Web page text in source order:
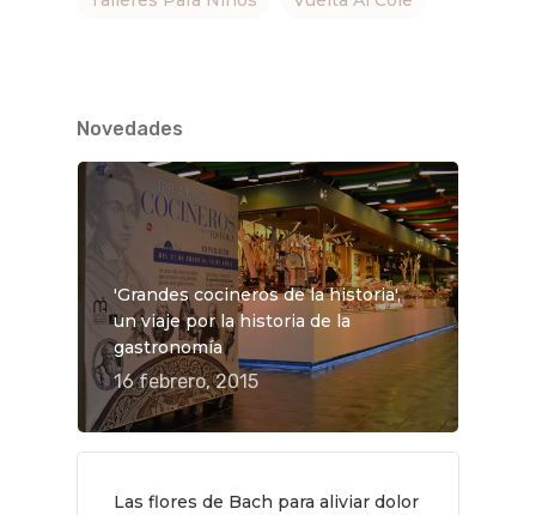
Novedades
'Grandes cocineros de la historia',
un viaje por la historia de la
gastronomía
16 febrero, 2015
Las flores de Bach para aliviar dolor